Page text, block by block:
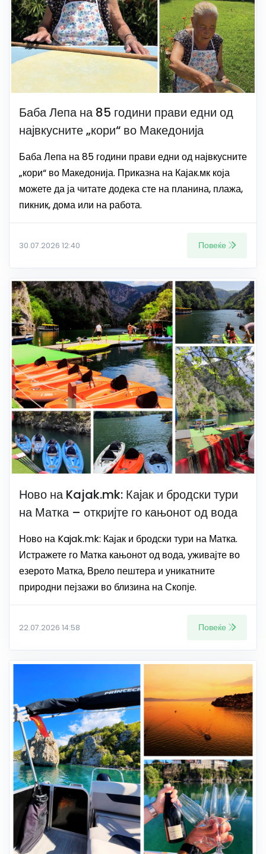
Баба Лепа на 85 години прави едни од
највкусните „кори“ во Македонија
Баба Лепа на 85 години прави едни од највкусните
„кори“ во Македонија. Приказна на Кајак.мк која
можете да ја читате додека сте на планина, плажа,
пикник, дома или на работа.
30.07.2026 12:40 Повеќе
Ново на Kajak.mk: Кајак и бродски тури
на Матка – откријте го кањонот од вода
Ново на Kajak.mk: Кајак и бродски тури на Матка.
Истражете го Матка кањонот од вода, уживајте во
езерото Матка, Врело пештера и уникатните
природни пејзажи во близина на Скопје.
22.07.2026 14:58 Повеќе